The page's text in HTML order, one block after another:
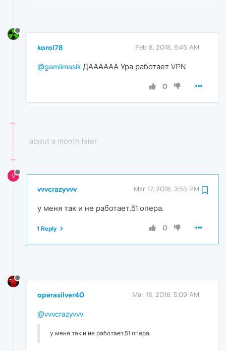
korol78 Feb 8, 2018, 6:45 AM
@gamiimasik ДАААААА Ура работает VPN
0
about a month later
V
vvvcrazyvvv Mar 17, 2018, 3:53 PM
у меня так и не работает.51 опера.
0
1 Reply
operasilver40 Mar 18, 2018, 5:09 AM
@vvvcrazyvvv
у меня так и не работает.51 опера.